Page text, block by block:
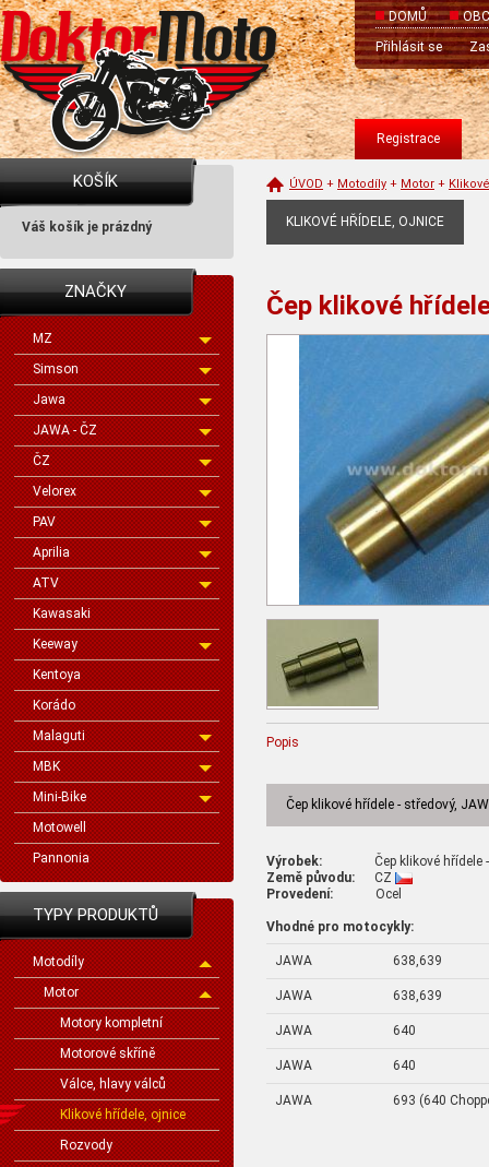
DOMŮ
Přihlásit se
Registrace
KOŠÍK
Váš košík je prázdný
ZNAČKY
MZ
Simson
Jawa
JAWA - ČZ
ČZ
Velorex
PAV
Aprilia
ATV
Kawasaki
Keeway
Kentoya
Korádo
Malaguti
MBK
Mini-Bike
Motowell
Pannonia
TYPY PRODUKTŮ
Motodíly
Motor
Motory kompletní
Motorové skříně
Válce, hlavy válců
Klikové hřídele, ojnice
Rozvody
ÚVOD + Motodíly + Motor +
KLIKOVÉ HŘÍDELE, OJNICE
Čep klikové
Popis
Čep klikové hřídele - středový,
Výrobek: Čep klikové hřídele -
Země původu: CZ
Provedení: Ocel
Vhodné pro motocykly:
JAWA 638,639
JAWA 638,639
JAWA 640
JAWA 640
JAWA 693 (640